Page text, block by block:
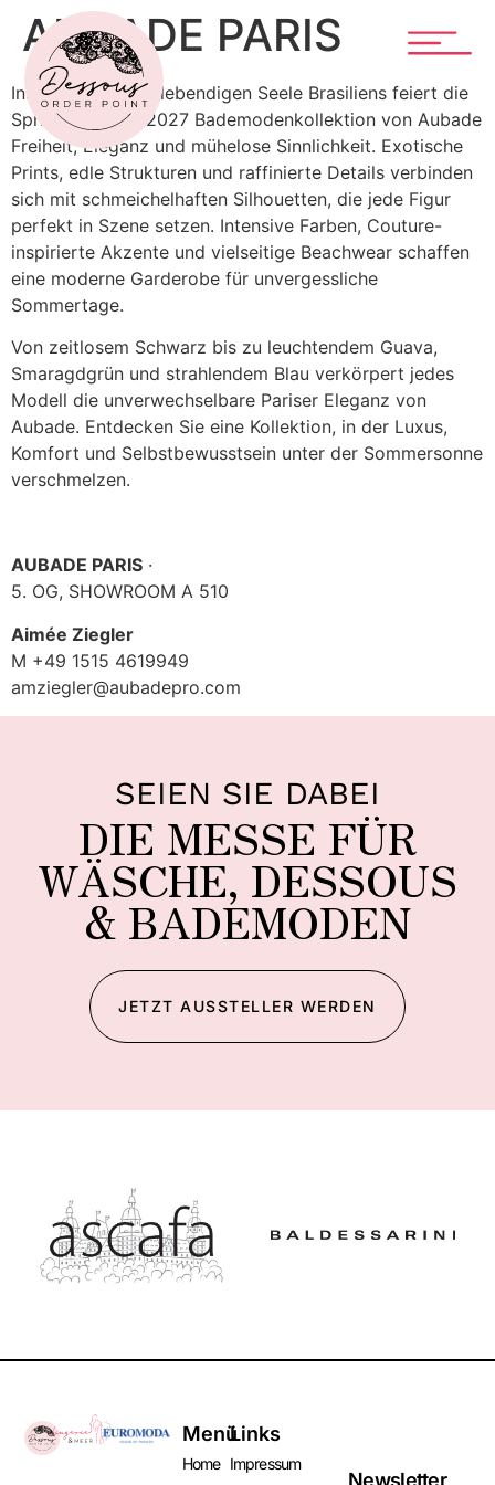
AUBADE PARIS
Inspiriert von der lebendigen Seele Brasiliens feiert die
Spring/Summer 2027 Bademodenkollektion von Aubade
Freiheit, Eleganz und mühelose Sinnlichkeit. Exotische
Prints, edle Strukturen und raffinierte Details verbinden
sich mit schmeichelhaften Silhouetten, die jede Figur
perfekt in Szene setzen. Intensive Farben, Couture-
inspirierte Akzente und vielseitige Beachwear schaffen
eine moderne Garderobe für unvergessliche
Sommertage.
Von zeitlosem Schwarz bis zu leuchtendem Guava,
Smaragdgrün und strahlendem Blau verkörpert jedes
Modell die unverwechselbare Pariser Eleganz von
Aubade. Entdecken Sie eine Kollektion, in der Luxus,
Komfort und Selbstbewusstsein unter der Sommersonne
verschmelzen.
AUBADE PARIS ·
5. OG, SHOWROOM A 510
Aimée Ziegler
M +49 1515 4619949
amziegler@aubadepro.com
SEIEN SIE DABEI
DIE MESSE FÜR
WÄSCHE, DESSOUS
& BADEMODEN
JETZT AUSSTELLER WERDEN
Menü
Home
Links
Impressum
Newsletter